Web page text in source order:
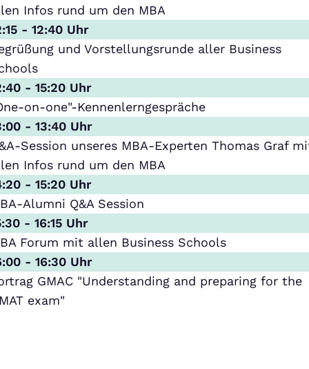
Infos rund um den MBA
- 12:40 Uhr
und Vorstellungsrunde aller Business
- 15:20 Uhr
on-one"-Kennenlerngespräche
- 13:40 Uhr
Session unseres MBA-Experten Thomas Graf
Infos rund um den MBA
- 15:20 Uhr
Alumni Q&A Session
- 16:15 Uhr
Forum mit allen Business Schools
- 16:30 Uhr
GMAC "Understanding and preparing for the
exam"